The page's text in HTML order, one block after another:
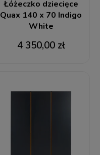
Łóżeczko dziecięce
Quax 140 x 70 Indigo
White
4 350,00 zł